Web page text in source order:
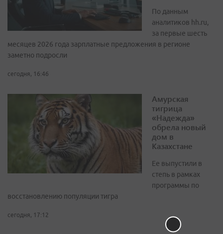
По данным
аналитиков hh.ru,
за первые шесть
месяцев 2026 года зарплатные предложения в регионе
заметно подросли
сегодня, 16:46
Амурская
тигрица
«Надежда»
обрела новый
дом в
Казахстане
Ее выпустили в
степь в рамках
программы по
восстановлению популяции тигра
сегодня, 17:12